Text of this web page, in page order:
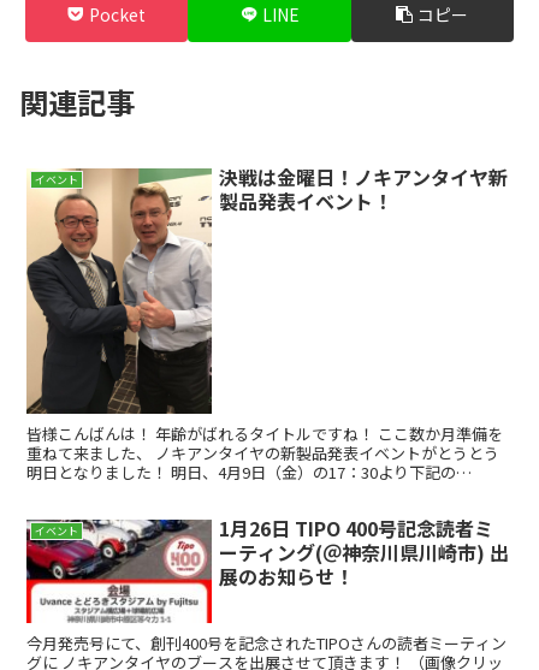
Pocket LINE コピー
関連記事
イベント
決戦は金曜日！ノキアンタイヤ新
製品発表イベント！
皆様こんばんは！ 年齢がばれるタイトルですね！ ここ数か月準備を
重ねて来ました、 ノキアンタイヤの新製品発表イベントがとうとう
明日となりました！ 明日、4月9日（金）の17：30より下記の
イベント
1月26日 TIPO 400号記念読者ミ
ーティング(＠神奈川県川崎市) 出
展のお知らせ！
今月発売号にて、創刊400号を記念されたTIPOさんの読者ミーティン
グに ノキアンタイヤのブースを出展させて頂きます！ （画像クリッ